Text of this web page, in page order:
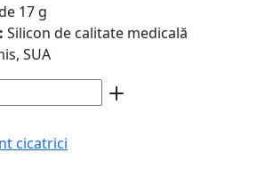
17 g
Silicon de calitate medicală
SUA
cicatrici